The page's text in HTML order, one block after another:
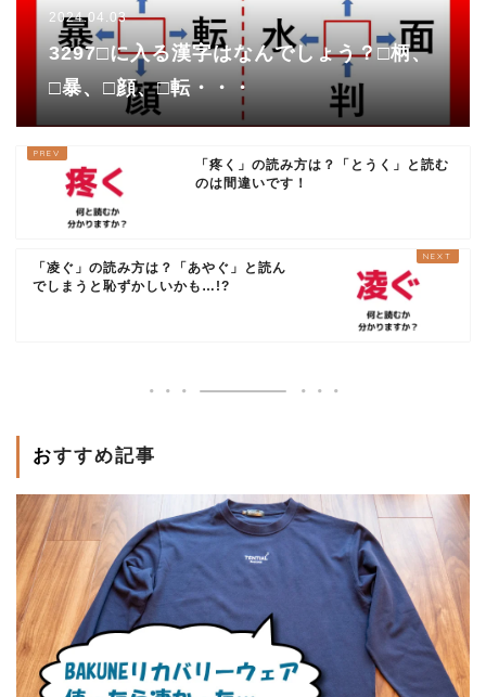
2024.04.03
3297□に入る漢字はなんでしょう？□柄、
□暴、□顔、□転・・・
「疼く」の読み方は？「とうく」と読む
のは間違いです！
「凌ぐ」の読み方は？「あやぐ」と読ん
でしまうと恥ずかしいかも…!?
おすすめ記事